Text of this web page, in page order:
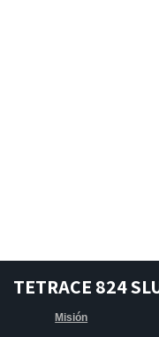
TETRACE 824
Misión